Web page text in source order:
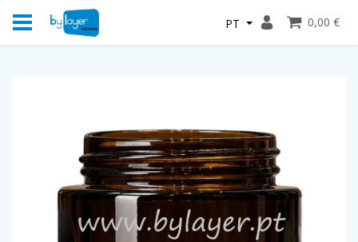
PT 0,00 €